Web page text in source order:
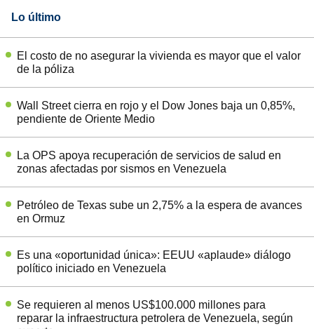
Lo último
El costo de no asegurar la vivienda es mayor que el valor
de la póliza
Wall Street cierra en rojo y el Dow Jones baja un 0,85%,
pendiente de Oriente Medio
La OPS apoya recuperación de servicios de salud en
zonas afectadas por sismos en Venezuela
Petróleo de Texas sube un 2,75% a la espera de avances
en Ormuz
Es una «oportunidad única»: EEUU «aplaude» diálogo
político iniciado en Venezuela
Se requieren al menos US$100.000 millones para
reparar la infraestructura petrolera de Venezuela, según